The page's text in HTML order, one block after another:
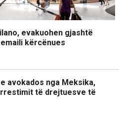
evakuohen gjashtë
kërcënues
avokados nga Meksika,
të drejtuesve të